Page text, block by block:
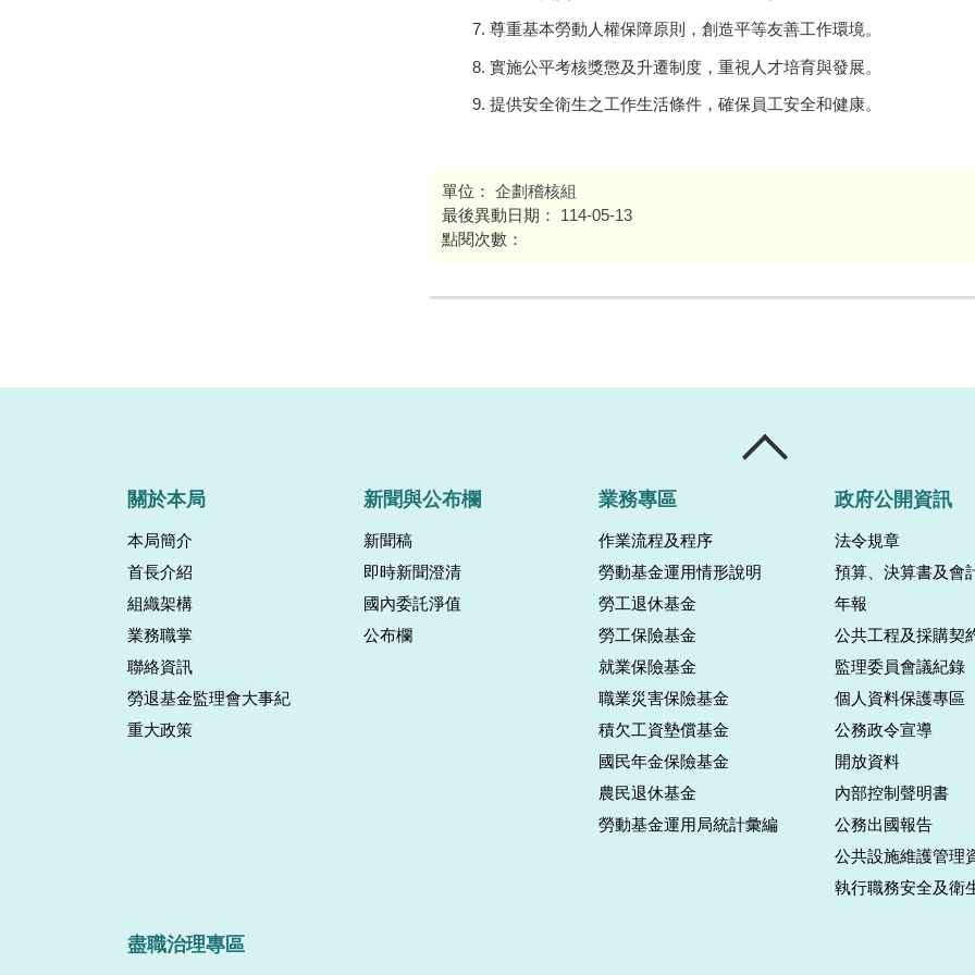
尊重基本勞動人權保障原則，創造平等友善工作環境。
實施公平考核獎懲及升遷制度，重視人才培育與發展。
提供安全衛生之工作生活條件，確保員工安全和健康。
單位： 企劃稽核組
最後異動日期：
114-05-13
點閱次數：
關於本局
本局簡介
首長介紹
組織架構
業務職掌
聯絡資訊
勞退基金監理會大事紀
重大政策
新聞與公布欄
新聞稿
即時新聞澄清
國內委託淨值
公布欄
業務專區
作業流程及程序
勞動基金運用情形說明
勞工退休基金
勞工保險基金
就業保險基金
職業災害保險基金
積欠工資墊償基金
國民年金保險基金
農民退休基金
勞動基金運用局統計彙編
政府公開資訊
法令規章
預算、決算書及會
年報
公共工程及採購契
監理委員會議紀錄
個人資料保護專區
公務政令宣導
開放資料
內部控制聲明書
公務出國報告
公共設施維護管理
執行職務安全及衛
盡職治理專區